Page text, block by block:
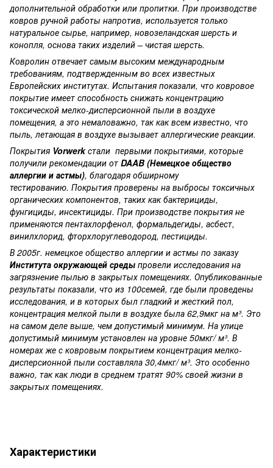
дополнительной обработки или пропитки. При производстве
ковров ручной работы напротив, используется только
натуральное сырье, например, новозеландская шерсть и
конопля, основа таких изделий – чистая шерсть.
Ковролин отвечает самым высоким международным
требованиям, подтвержденным во всех известных
Европейских институтах. Испытания показали, что ковровое
покрытие имеет способность снижать концентрацию
токсической мелко-дисперсионной пыли в воздухе
помещения, а это немаловажно, так как всем известно, что
пыль, летающая в воздухе вызывает аллергические реакции.
Покрытия Vorwerkстали первыми покрытиями, которые
получили рекомендации от DAAB (Немецкое общество
аллергии и астмы), благодаря обширному
тестированию. Покрытия проверены на выбросы токсичных
органических компонентов, таких как бактерициды,
фунгициды, инсектициды. При производстве покрытия не
применяются пентахлорфенол, формальдегиды, асбест,
винилхлорид, фторхлоруглеводород, пестициды.
В 2005г. немецкое общество аллергии и астмы по заказу
Института окружающей среды провели исследования на
загрязнение пылью в закрытых помещениях. Опубликованные
результаты показали, что из 100семей, где были проведены
исследования, и в которых был гладкий и жесткий пол,
концентрация мелкой пыли в воздухе была 62,9мкг на м³. Это
на самом деле выше, чем допустимый минимум. На улице
допустимый минимум установлен на уровне 50мкг/ м³. В
номерах же с ковровым покрытием концентрация мелко-
дисперсионной пыли составляла 30,4мкг/ м³. Это особенно
важно, так как люди в среднем тратят 90% своей жизни в
закрытых помещениях.
Характеристики